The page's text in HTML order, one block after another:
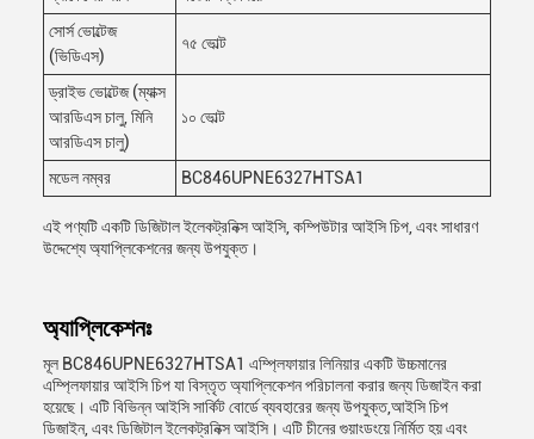
সোর্স ভোল্টেজ
(ভিডিএস)
৭৫ ভোল্ট
ড্রাইভ ভোল্টেজ (ম্যাক্স
আরডিএস চালু, মিনি
আরডিএস চালু)
১০ ভোল্ট
মডেল নম্বর BC846UPNE6327HTSA1
এই পণ্যটি একটি ডিজিটাল ইলেকট্রনিক্স আইসি, কম্পিউটার আইসি চিপ, এবং সাধারণ
উদ্দেশ্যে অ্যাপ্লিকেশনের জন্য উপযুক্ত।
অ্যাপ্লিকেশনঃ
মূল BC846UPNE6327HTSA1 এম্প্লিফায়ার লিনিয়ার একটি উচ্চমানের
এম্প্লিফায়ার আইসি চিপ যা বিস্তৃত অ্যাপ্লিকেশন পরিচালনা করার জন্য ডিজাইন করা
হয়েছে। এটি বিভিন্ন আইসি সার্কিট বোর্ডে ব্যবহারের জন্য উপযুক্ত,আইসি চিপ
ডিজাইন, এবং ডিজিটাল ইলেকট্রনিক্স আইসি। এটি চীনের গুয়াংডংয়ে নির্মিত হয় এবং